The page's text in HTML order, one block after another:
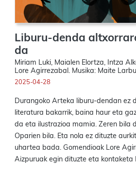
Liburu-denda
da
Miriam Luki, Maialen Elortza, Intza
Lore Agirrezabal. Musika: Maite
2025-04-28
Durangoko Arteka liburu-dendan ez
literatura bakarrik, baina haur eta
da eta ilustrazioa mamia. Zeren bila
Oparien bila. Eta nola ez dituzte
uhartea bada. Gomendioak Lore
Aizpuruak egin dituzte eta kontaketa